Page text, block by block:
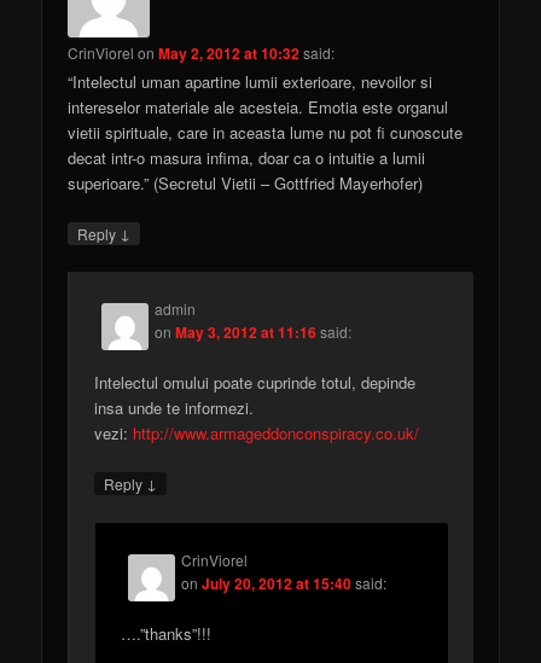
CrinViorel onMay 2, 2012 at 10:32said:
“Intelectul uman apartine lumii exterioare, nevoilor si
intereselor materiale ale acesteia. Emotia este organul
vietii spirituale, care in aceasta lume nu pot fi cunoscute
decat intr-o masura infima, doar ca o intuitie a lumii
superioare.” (Secretul Vietii – Gottfried Mayerhofer)
Reply ↓
admin
onMay 3, 2012 at 11:16said:
Intelectul omului poate cuprinde totul, depinde
insa unde te informezi.
vezi: http://www.armageddonconspiracy.co.uk/
Reply ↓
CrinViorel
onJuly 20, 2012 at 15:40 said:
….”thanks”!!!